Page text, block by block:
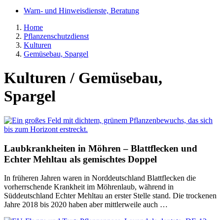
Warn- und Hinweisdienste, Beratung
Home
Pflanzenschutzdienst
Kulturen
Gemüsebau, Spargel
Kulturen / Gemüsebau,
Spargel
Laubkrankheiten in Möhren – Blattflecken und
Echter Mehltau als gemischtes Doppel
In früheren Jahren waren in Norddeutschland Blattflecken die
vorherrschende Krankheit im Möhrenlaub, während in
Süddeutschland Echter Mehltau an erster Stelle stand. Die trockenen
Jahre 2018 bis 2020 haben aber mittlerweile auch …